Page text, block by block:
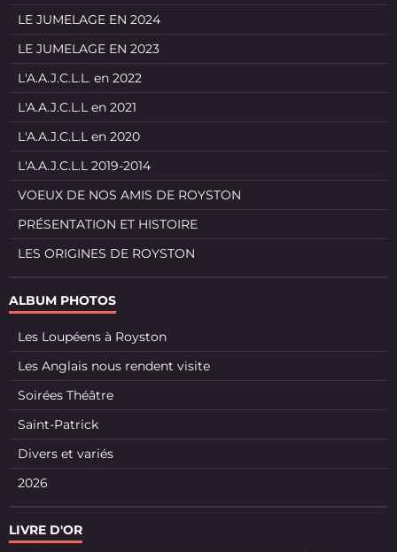
LE JUMELAGE EN 2024
LE JUMELAGE EN 2023
L'A.A.J.C.L.L. en 2022
L'A.A.J.C.L.L en 2021
L'A.A.J.C.L.L en 2020
L'A.A.J.C.L.L 2019-2014
VOEUX DE NOS AMIS DE ROYSTON
PRÉSENTATION ET HISTOIRE
LES ORIGINES DE ROYSTON
ALBUM PHOTOS
Les Loupéens à Royston
Les Anglais nous rendent visite
Soirées Théâtre
Saint-Patrick
Divers et variés
2026
LIVRE D'OR